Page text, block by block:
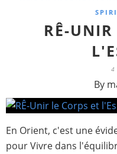
RÊ-UNIR
4
By
En Orient, c'est une
pour Vivre dans